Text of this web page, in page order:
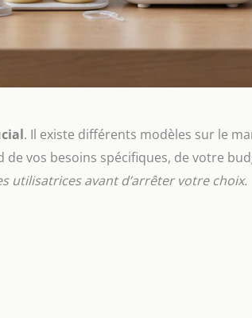
. Il existe différents modèles sur le
de vos besoins spécifiques, de votre
utilisatrices avant d’arrêter votre choix.